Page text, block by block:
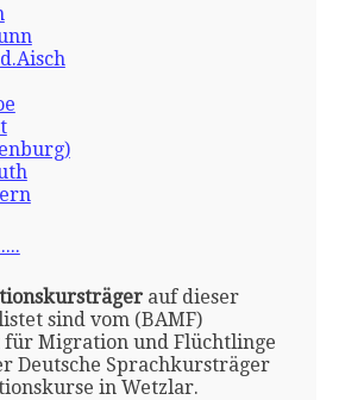
auf dieser
sind vom (BAMF)
für Migration und Flüchtlinge
Deutsche Sprachkursträger
in Wetzlar.